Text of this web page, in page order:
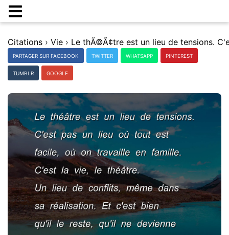
Citations › Vie ›
PARTAGER SUR FACEBOOK TWITTER WHATSAPP PINTEREST
TUMBLR GOOGLE